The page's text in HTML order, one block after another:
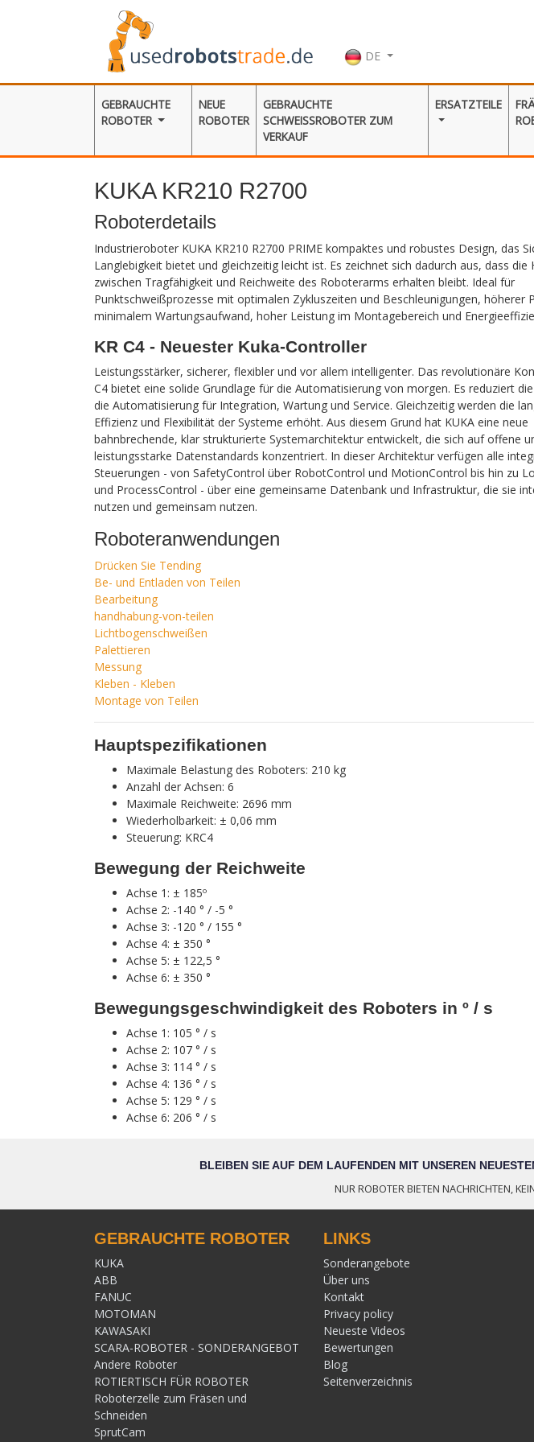
DE
GEBRAUCHTE
ROBOTER
NEUE
ROBOTER
GEBRAUCHTE
SCHWEISSROBOTER ZUM V
ERKAUF
ERSATZTEILE
KUKA KR210 R2700
Roboterdetails
Industrieroboter KUKA KR210 R2700 PRIME kompaktes und robustes Design, das
Langlebigkeit bietet und gleichzeitig leicht ist. Es zeichnet sich dadurch aus, dass die
zwischen Tragfähigkeit und Reichweite des Roboterarms erhalten bleibt. Ideal für
Punktschweißprozesse mit optimalen Zykluszeiten und Beschleunigungen, höherer
minimalem Wartungsaufwand, hoher Leistung im Montagebereich und
KR C4 - Neuester Kuka-Controller
Leistungsstärker, sicherer, flexibler und vor allem intelligenter. Das revolutionäre
C4 bietet eine solide Grundlage für die Automatisierung von morgen. Es reduziert
die Automatisierung für Integration, Wartung und Service. Gleichzeitig werden die
Effizienz und Flexibilität der Systeme erhöht. Aus diesem Grund hat KUKA eine neue
bahnbrechende, klar strukturierte Systemarchitektur entwickelt, die sich auf offene
leistungsstarke Datenstandards konzentriert. In dieser Architektur verfügen alle
Steuerungen - von SafetyControl über RobotControl und MotionControl bis hin zu
und ProcessControl - über eine gemeinsame Datenbank und Infrastruktur, die sie
nutzen und gemeinsam nutzen.
Roboteranwendungen
Drücken Sie Tending
Be- und Entladen von Teilen
Bearbeitung
handhabung-von-teilen
Lichtbogenschweißen
Palettieren
Messung
Kleben - Kleben
Montage von Teilen
Hauptspezifikationen
Maximale Belastung des Roboters: 210 kg
Anzahl der Achsen: 6
Maximale Reichweite: 2696 mm
Wiederholbarkeit: ± 0,06 mm
Steuerung: KRC4
Bewegung der Reichweite
Achse 1: ± 185º
Achse 2: -140 ° / -5 °
Achse 3: -120 ° / 155 °
Achse 4: ± 350 °
Achse 5: ± 122,5 °
Achse 6: ± 350 °
Bewegungsgeschwindigkeit des Roboters in º / s
Achse 1: 105 ° / s
Achse 2: 107 ° / s
Achse 3: 114 ° / s
Achse 4: 136 ° / s
Achse 5: 129 ° / s
Achse 6: 206 ° / s
BLEIBEN SIE AUF DEM LAUFENDEN MIT UNSEREN
NUR ROBOTER BIETEN NACHRICHTEN,
GEBRAUCHTE ROBOTER
KUKA
ABB
FANUC
MOTOMAN
KAWASAKI
SCARA-ROBOTER - SONDERANGEBOT
Andere Roboter
ROTIERTISCH FÜR ROBOTER
Roboterzelle zum Fräsen und
Schneiden
SprutCam
LINKS
Sonderangebote
Über uns
Kontakt
Privacy policy
Neueste Videos
Bewertungen
Blog
Seitenverzeichnis